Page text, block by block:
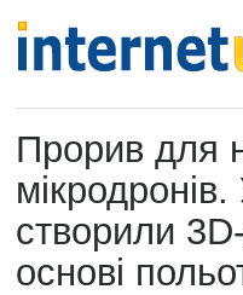
Прорив для
створили
основі